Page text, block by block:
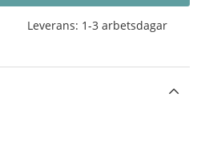
Leverans: 1-3 arbetsdagar